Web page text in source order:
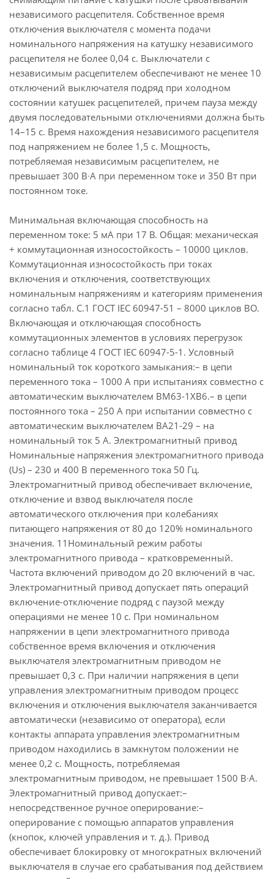
независимого расцепителя. Собственное время
отключения выключателя с момента подачи
номинального напряжения на катушку независимого
расцепителя не более 0,04 с. Выключатели с
независимым расцепителем обеспечивают не менее 10
отключений выключателя подряд при холодном
состоянии катушек расцепителей, причем пауза между
двумя последовательными отключениями должна быть
14–15 с. Время нахождения независимого расцепителя
под напряжением не более 1,5 с. Мощность,
потребляемая независимым расцепителем, не
превышает 300 В∙А при переменном токе и 350 Вт при
постоянном токе.
Минимальная включающая способность на
переменном токе: 5 мА при 17 В. Общая: механическая
+ коммутационная износостойкость – 10000 циклов.
Коммутационная износостойкость при токах
включения и отключения, соответствующих
номинальным напряжениям и категориям применения
согласно табл. С.1 ГОСТ IEC 60947-51 – 8000 циклов ВО.
Включающая и отключающая способность
коммутационных элементов в условиях перегрузок
согласно таблице 4 ГОСТ IEC 60947-5-1. Условный
номинальный ток короткого замыкания:– в цепи
переменного тока – 1000 А при испытаниях совместно с
автоматическим выключателем ВМ63-1ХВ6.– в цепи
постоянного тока – 250 А при испытании совместно с
автоматическим выключателем ВА21-29 – на
номинальный ток 5 А. Электромагнитный привод
Номинальные напряжения электромагнитного привода
(Us) – 230 и 400 В переменного тока 50 Гц.
Электромагнитный привод обеспечивает включение,
отключение и взвод выключателя после
автоматического отключения при колебаниях
питающего напряжения от 80 до 120% номинального
значения. 11Номинальный режим работы
электромагнитного привода – кратковременный.
Частота включений приводом до 20 включений в час.
Электромагнитный привод допускает пять операций
включение-отключение подряд с паузой между
операциями не менее 10 c. При номинальном
напряжении в цепи электромагнитного привода
собственное время включения и отключения
выключателя электромагнитным приводом не
превышает 0,3 с. При наличии напряжения в цепи
управления электромагнитным приводом процесс
включения и отключения выключателя заканчивается
автоматически (независимо от оператора), если
контакты аппарата управления электромагнитным
приводом находились в замкнутом положении не
менее 0,2 с. Мощность, потребляемая
электромагнитным приводом, не превышает 1500 В∙A.
Электромагнитный привод допускает:–
непосредственное ручное оперирование:–
оперирование с помощью аппаратов управления
(кнопок, ключей управления и т. д.). Привод
обеспечивает блокировку от многократных включений
выключателя в случае его срабатывания под действием